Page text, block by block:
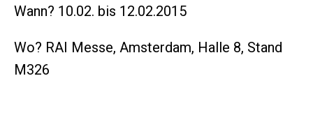
Wann? 10.02. bis 12.02.2015
Wo? RAI Messe, Amsterdam, Halle 8, Stand
M326